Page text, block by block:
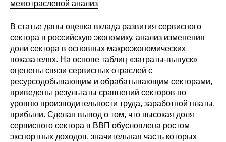
Об аспирантуре
Поступление
Обучение
Нормативные документы
Диссертационный совет
О совете
межотраслевой анализ
В статье даны оценка вклада развития сервисного
сектора в российскую экономику, анализ изменения
доли сектора в основных макроэкономических
показателях. На основе таблиц «затраты-выпуск»
оценены связи сервисных отраслей с
ресурсодобывающим и обрабатывающим секторами,
приведены результаты сравнений секторов по
уровню производительности труда, заработной платы,
прибыли. Сделан вывод о том, что высокая доля
сервисного сектора в ВВП обусловлена ростом
экспортных доходов, значительная часть которых